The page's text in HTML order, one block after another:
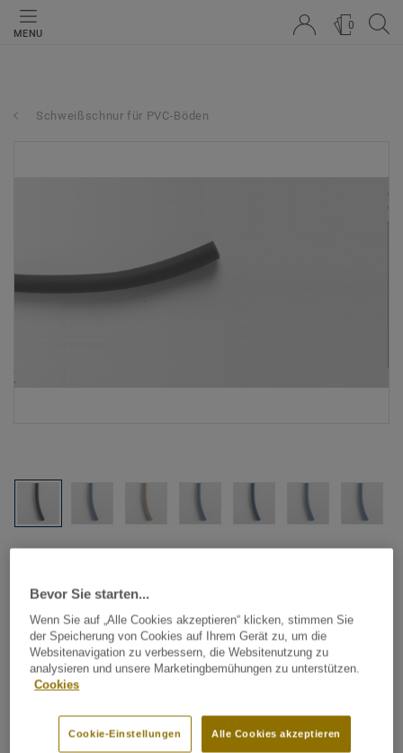
MENU
0
Schweißschnur für PVC-Böden
Tarkett Zubehör Komplettsortiment
Schweißschnur für PVC-Böden
- Unicoloured BLUE 0450
zweier PVC-Bahnen verwendet und sorgen für eine
wasserdichte und geschlossene Oberfläche, Grundlage für
Bevor Sie starten...
Wenn Sie auf „Alle Cookies akzeptieren“ klicken, stimmen Sie
der Speicherung von Cookies auf Ihrem Gerät zu, um die
Websitenavigation zu verbessern, die Websitenutzung zu
analysieren und unsere Marketingbemühungen zu unterstützen.
Cookies
Alle Cookies akzeptieren
Cookie-Einstellungen